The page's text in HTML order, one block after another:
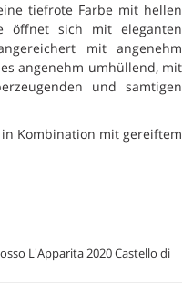
tiefrote Farbe mit hellen
öffnet sich mit eleganten
mit angenehm
angenehm umhüllend, mit
und samtigen
Kombination mit gereiftem
L'Apparita 2020 Castello di